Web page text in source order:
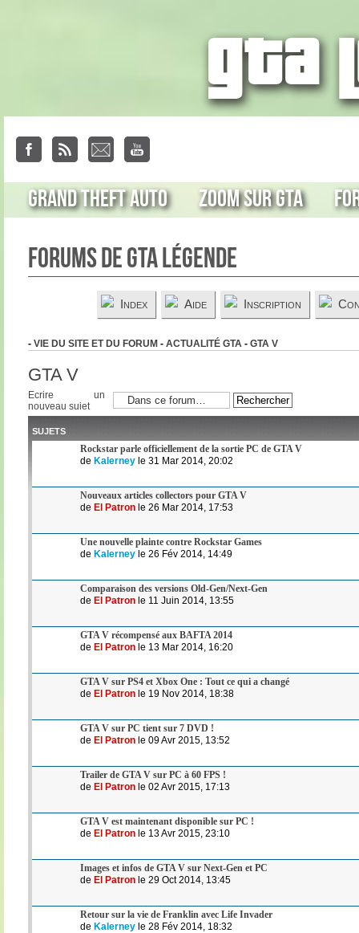
Grand Theft Auto Zoom sur GTA
Forums de GTA Légende
Index Aide Inscription
- VIE DU SITE ET DU FORUM - ACTUALITÉ GTA - GTA V
GTA V
Ecrire un
nouveau sujet
SUJETS
Rockstar parle officiellement de la sortie PC de GTA V
de Kalerneyle 31 Mar 2014, 20:02
Nouveaux articles collectors pour GTA V
de El Patronle 26 Mar 2014, 17:53
Une nouvelle plainte contre Rockstar Games
de Kalerneyle 26 Fév 2014, 14:49
Comparaison des versions Old-Gen/Next-Gen
de El Patronle 11 Juin 2014, 13:55
GTA V récompensé aux BAFTA 2014
de El Patronle 13 Mar 2014, 16:20
GTA V sur PS4 et Xbox One : Tout ce qui a changé
de El Patronle 19 Nov 2014, 18:38
GTA V sur PC tient sur 7 DVD !
de El Patronle 09 Avr 2015, 13:52
Trailer de GTA V sur PC à 60 FPS !
de El Patronle 02 Avr 2015, 17:13
GTA V est maintenant disponible sur PC !
de El Patronle 13 Avr 2015, 23:10
Images et infos de GTA V sur Next-Gen et PC
de El Patronle 29 Oct 2014, 13:45
Retour sur la vie de Franklin avec Life Invader
de Kalerneyle 28 Fév 2014, 18:32